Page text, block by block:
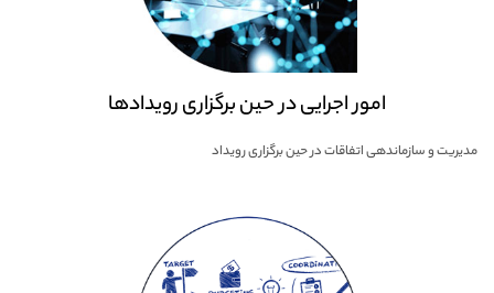
امور اجرایی در حین برگزاری رویدادها
مدیریت و سازماندهی اتفاقات در حین برگزاری رویداد